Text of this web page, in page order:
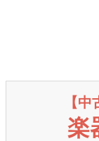
【
楽